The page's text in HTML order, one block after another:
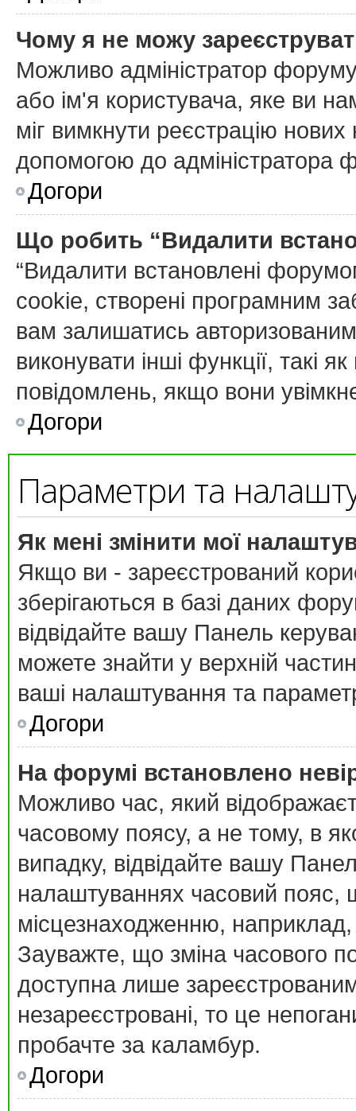
Чому я не можу
Можливо адміністратор
або ім'я користувача, яке ви
міг вимкнути реєстрацію нових
допомогою до адміністратора
Догори
Що робить “Видалити
“Видалити встановлені
cookie, створені програмним
вам залишатись
виконувати інші функції, такі
повідомлень, якщо вони
Догори
Параметри та
Як мені змінити мої
Якщо ви - зареєстрований
зберігаються в базі даних
відвідайте вашу Панель
можете знайти у верхній
ваші налаштування та
Догори
На форумі встановлено
Можливо час, який
часовому поясу, а не тому, в
випадку, відвідайте вашу
налаштуваннях часовий пояс,
місцезнаходженню,
Зауважте, що зміна часового
доступна лише
незареєстровані, то це
пробачте за каламбур.
Догори